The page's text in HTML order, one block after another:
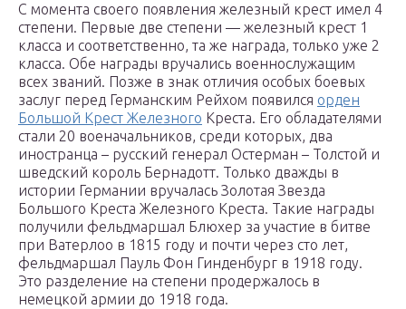
С момента своего появления железный крест имел 4
степени. Первые две степени — железный крест 1
класса и соответственно, та же награда, только уже 2
класса. Обе награды вручались военнослужащим
всех званий. Позже в знак отличия особых боевых
заслуг перед Германским Рейхом появился орден
Большой Крест Железного Креста. Его обладателями
стали 20 военачальников, среди которых, два
иностранца – русский генерал Остерман – Толстой и
шведский король Бернадотт. Только дважды в
истории Германии вручалась Золотая Звезда
Большого Креста Железного Креста. Такие награды
получили фельдмаршал Блюхер за участие в битве
при Ватерлоо в 1815 году и почти через сто лет,
фельдмаршал Пауль Фон Гинденбург в 1918 году.
Это разделение на степени продержалось в
немецкой армии до 1918 года.